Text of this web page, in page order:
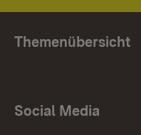
Themenübersicht
Social Media